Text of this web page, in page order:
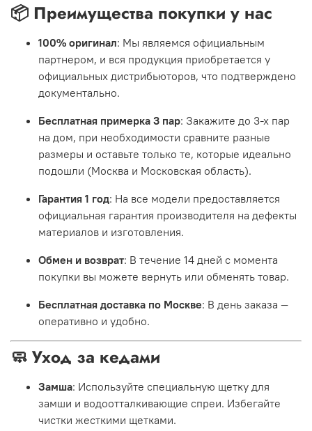
📦 Преимущества покупки у нас
100% оригинал: Мы являемся официальным
партнером, и вся продукция приобретается у
официальных дистрибьюторов, что подтверждено
документально.
Бесплатная примерка 3 пар: Закажите до 3-х пар
на дом, при необходимости сравните разные
размеры и оставьте только те, которые идеально
подошли (Москва и Московская область).
Гарантия 1 год: На все модели предоставляется
официальная гарантия производителя на дефекты
материалов и изготовления.
Обмен и возврат: В течение 14 дней с момента
покупки вы можете вернуть или обменять товар.
Бесплатная доставка по Москве: В день заказа —
оперативно и удобно.
🧼 Уход за кедами
Замша: Используйте специальную щетку для
замши и водоотталкивающие спреи. Избегайте
чистки жесткими щетками.